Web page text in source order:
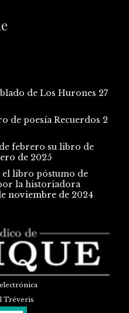
de Los Hurones 27
de poesía Recuerdos 2
febrero su libro de
de 2025
el libro póstumo de
la historiadora
noviembre de 2024
Tréveris